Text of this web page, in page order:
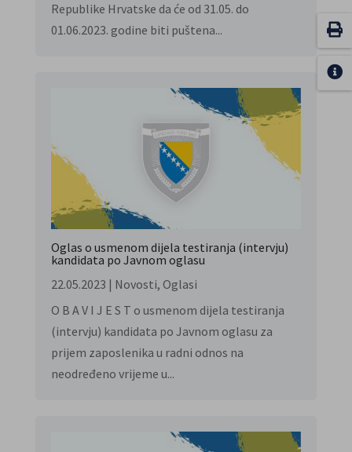
Republike Hrvatske da će od 31.05. do
01.06.2023. godine biti puštena...
Oglas o usmenom dijela testiranja (intervju)
kandidata po Javnom oglasu
22.05.2023 | Novosti, Oglasi
O B A V I J E S T o usmenom dijela testiranja
(intervju) kandidata po Javnom oglasu za
prijem zaposlenika u radni odnos na
neodređeno vrijeme u...